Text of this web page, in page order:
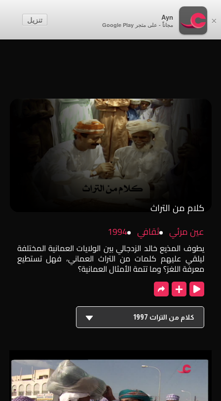
×
Ayn
مجاناً - على متجر Google Play
تنزيل
إنشاء حساب
كلام من التراث
عين مرئي
ثقافي 1994
يطوف المذيع خالد الزدجالي بين الولايات العمانية المختلفة
ليلقي عليهم كلمات من التراث العماني، فهل تستطيع
معرفة اللغز؟ وما تتمة الأمثال العمانية؟
كلام من التراث 1997